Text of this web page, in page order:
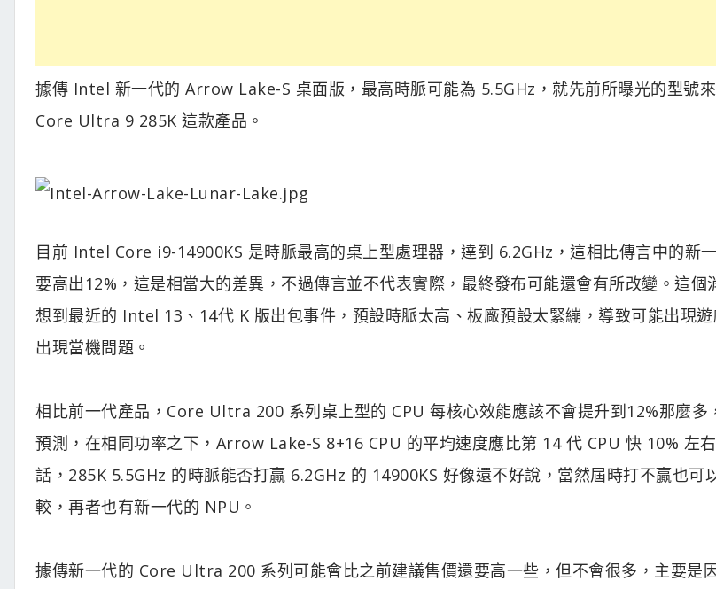
據傳 Intel 新一代的 Arrow Lake-S 桌面版，最高時脈可能為 5.5GHz，就先前所曝光的型號
Core Ultra 9 285K 這款產品。
目前 Intel Core i9-14900KS 是時脈最高的桌上型處理器，達到 6.2GHz，這相比傳言中的新
要高出12%，這是相當大的差異，不過傳言並不代表實際，最終發布可能還會有所改變。這個
想到最近的 Intel 13、14代 K 版出包事件，預設時脈太高、板廠預設太緊繃，導致可能出現
出現當機問題。
相比前一代產品，Core Ultra 200 系列桌上型的 CPU 每核心效能應該不會提升到12%那麼多
預測，在相同功率之下，Arrow Lake-S 8+16 CPU 的平均速度應比第 14 代 CPU 快 10% 左
話，285K 5.5GHz 的時脈能否打贏 6.2GHz 的 14900KS 好像還不好說，當然屆時打不贏也可
較，再者也有新一代的 NPU。
據傳新一代的 Core Ultra 200 系列可能會比之前建議售價還要高一些，但不會很多，主要是